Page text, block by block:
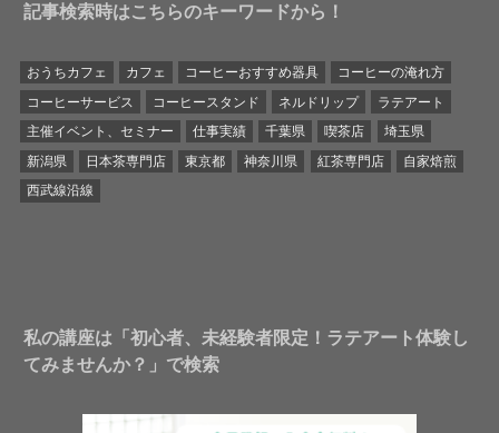
記事検索時はこちらのキーワードから！
おうちカフェ カフェ コーヒーおすすめ器具
コーヒーの淹れ方
コーヒーサービス
コーヒースタンド ネルドリップ
ラテアート
主催イベント、セミナー
仕事実績 千葉県 喫茶店
埼玉県
新潟県
日本茶専門店 東京都 神奈川県 紅茶専門店
自家焙煎
西武線沿線
私の講座は「初心者、未経験者限定！ラテアート体験し
てみませんか？」で検索